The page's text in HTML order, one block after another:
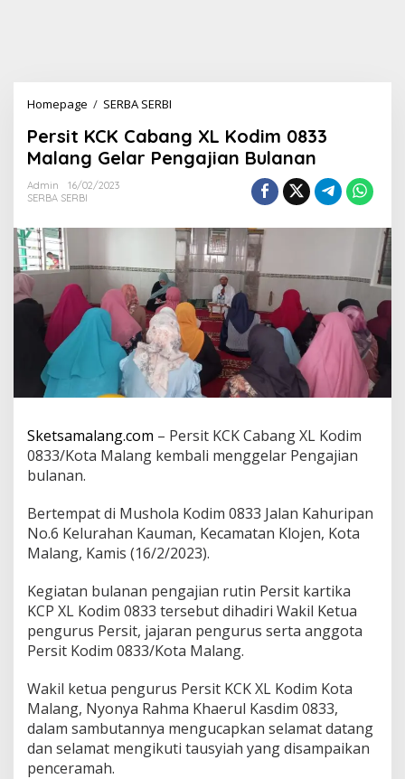
Homepage / SERBA SERBI
r
s
i
K
C
a
b
a
n
g
X
L
o
i
m
0
3
M
a
l
n
g
G
e
l
r
P
e
n
g
Persit KCK Cabang XL Kodim 0833
Malang Gelar Pengajian Bulanan
Admin
16/02/2023
SERBA SERBI
Sketsamalang.com – Persit KCK Cabang XL Kodim
0833/Kota Malang kembali menggelar Pengajian
bulanan.
Bertempat di Mushola Kodim 0833 Jalan Kahuripan
No.6 Kelurahan Kauman, Kecamatan Klojen, Kota
Malang, Kamis (16/2/2023).
Kegiatan bulanan pengajian rutin Persit kartika
KCP XL Kodim 0833 tersebut dihadiri Wakil Ketua
pengurus Persit, jajaran pengurus serta anggota
Persit Kodim 0833/Kota Malang.
Wakil ketua pengurus Persit KCK XL Kodim Kota
Malang, Nyonya Rahma Khaerul Kasdim 0833,
dalam sambutannya mengucapkan selamat datang
dan selamat mengikuti tausyiah yang disampaikan
penceramah.